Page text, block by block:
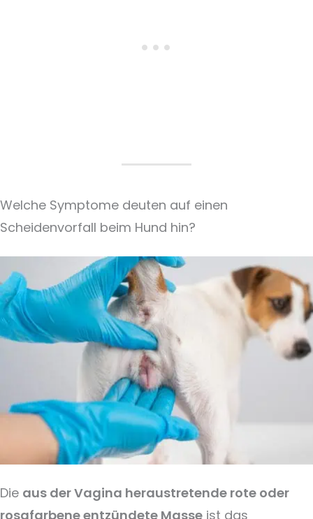
Welche Symptome deuten auf einen
Scheidenvorfall beim Hund hin?
Die aus der Vagina heraustretende rote oder
rosafarbene entzündete Masse ist das